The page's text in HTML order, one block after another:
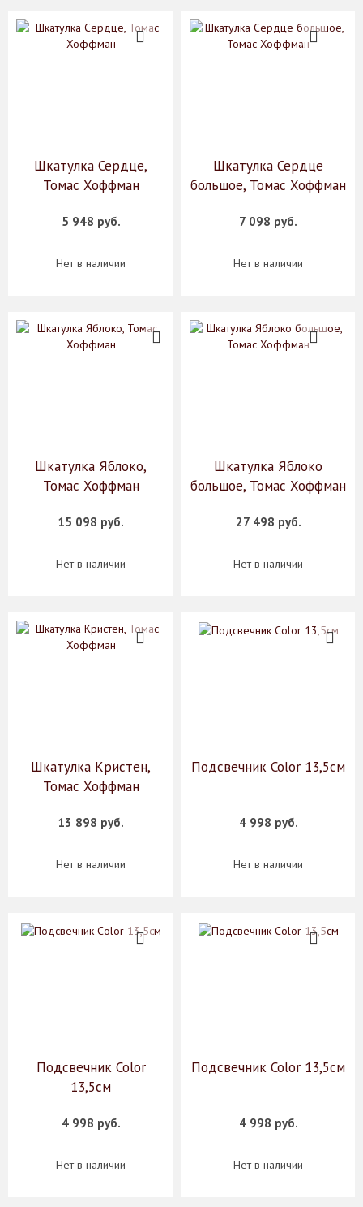
Шкатулка Сердце,
Томас Хоффман
5 948 руб.
Нет в наличии
Шкатулка Сердце
большое, Томас Хоффман
7 098 руб.
Нет в наличии
Шкатулка Яблоко,
Томас Хоффман
15 098 руб.
Нет в наличии
Шкатулка Яблоко
большое, Томас Хоффман
27 498 руб.
Нет в наличии
Шкатулка Кристен,
Томас Хоффман
13 898 руб.
Нет в наличии
Подсвечник Color 13,5см
4 998 руб.
Нет в наличии
Подсвечник Color
13,5см
4 998 руб.
Нет в наличии
Подсвечник Color 13,5см
4 998 руб.
Нет в наличии